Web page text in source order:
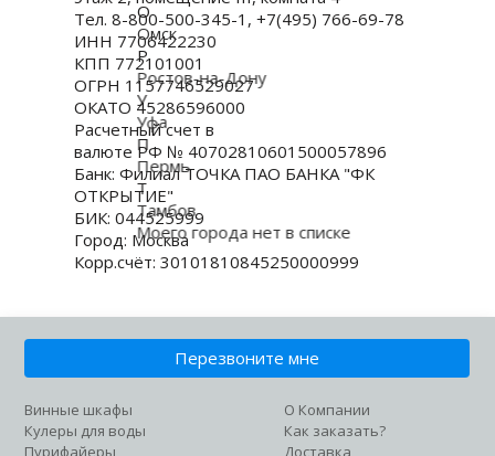
Тел. 8-800-500-345-1, +7(495) 766-69-78
ИНН 7706422230
КПП 772101001
ОГРН 1157746529027
ОКАТО 45286596000
Расчетный счет в
валюте РФ № 40702810601500057896
Банк: Филиал ТОЧКА ПАО БАНКА "ФК
ОТКРЫТИЕ"
БИК: 044525999
Город: Москва
Корр.счёт: 30101810845250000999
Перезвоните мне
Винные шкафы
Кулеры для воды
Пурифайеры
О Компании
Как заказать?
Доставка
О
Омск
Р
Ростов-на-Дону
У
Уфа
П
Пермь
Т
Тамбов
Моего города нет в списке